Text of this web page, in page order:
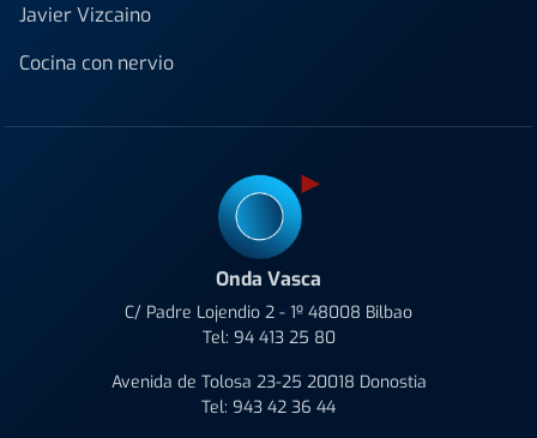
Javier Vizcaino
Cocina con nervio
Onda Vasca
C/ Padre Lojendio 2 - 1º 48008 Bilbao
Tel: 94 413 25 80
Avenida de Tolosa 23-25 20018 Donostia
Tel: 943 42 36 44